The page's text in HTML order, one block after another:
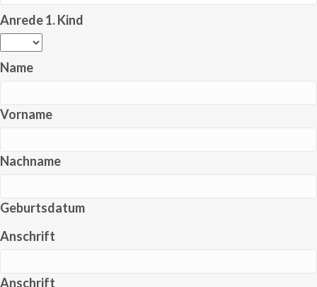
Anrede 1. Kind
Name
Vorname
Nachname
Geburtsdatum
Anschrift
Anschrift